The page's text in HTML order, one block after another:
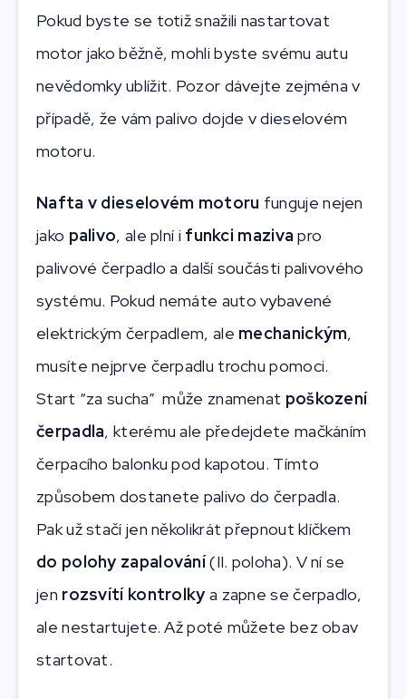
Pokud byste se totiž snažili nastartovat
motor jako běžně, mohli byste svému autu
nevědomky ublížit. Pozor dávejte zejména v
případě, že vám palivo dojde v dieselovém
motoru.
Nafta v dieselovém motoru funguje nejen
jako palivo, ale plní i funkci maziva pro
palivové čerpadlo a další součásti palivového
systému. Pokud nemáte auto vybavené
elektrickým čerpadlem, ale mechanickým,
musíte nejprve čerpadlu trochu pomoci.
Start “za sucha” může znamenat poškození
čerpadla, kterému ale předejdete mačkáním
čerpacího balonku pod kapotou. Tímto
způsobem dostanete palivo do čerpadla.
Pak už stačí jen několikrát přepnout klíčkem
do polohy zapalování(II. poloha). V ní se
jen rozsvítí kontrolky a zapne se čerpadlo,
ale nestartujete. Až poté můžete bez obav
startovat.